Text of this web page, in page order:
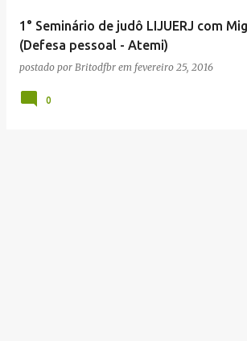
1° Seminário de judô LIJUERJ com
(Defesa pessoal - Atemi)
postado por Britodfbr em fevereiro 25, 2016
0